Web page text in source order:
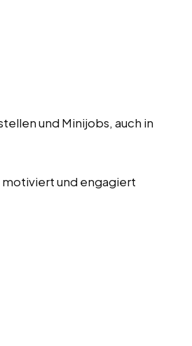
und Minijobs, auch in
motiviert und engagiert